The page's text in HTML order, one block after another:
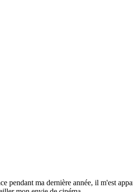
pendant ma dernière année, il m'est